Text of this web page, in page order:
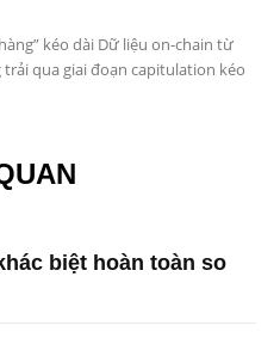
kéo dài Dữ liệu on-chain từ
qua giai đoạn capitulation kéo
biệt hoàn toàn so